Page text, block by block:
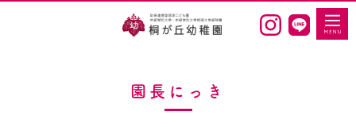
園長にっき